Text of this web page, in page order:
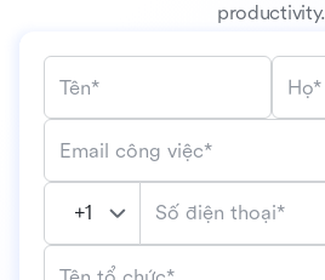
productivity.
Tên* Họ*
Email công việc*
Số điện thoại*